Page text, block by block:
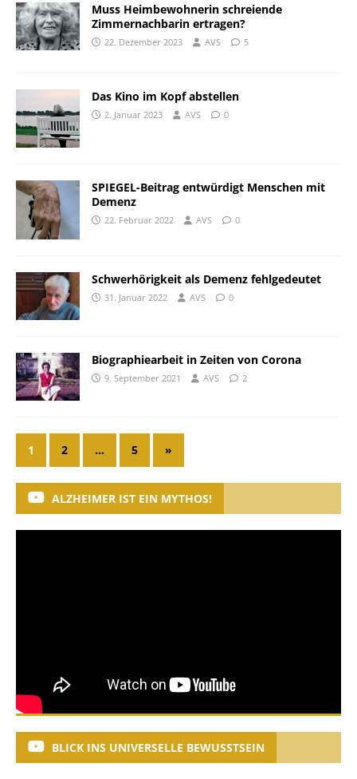
Muss Heimbewohnerin schreiende
Zimmernachbarin ertragen?
22. Dezember 2023 AVS 5
Das Kino im Kopf abstellen
2. Januar 2023 AVS 0
SPIEGEL-Beitrag entwürdigt Menschen mit
Demenz
22. Februar 2022 AVS 0
Schwerhörigkeit als Demenz fehlgedeutet
31. Januar 2022 AVS 0
Biographiearbeit in Zeiten von Corona
9. September 2021 AVS 2
1 2 … 5 »
ALZHEIMER IST EIN MYTHOS!
BLICK INS UNIVERSELLE BEWUSSTSEIN